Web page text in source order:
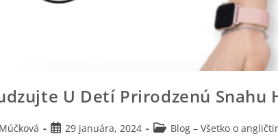
U Detí Prirodzenú Snahu
29 januára, 2024 Blog – Všetko o